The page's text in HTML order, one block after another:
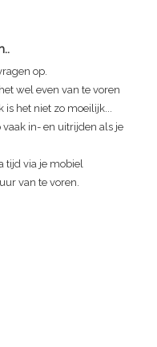
op.
wel even van te voren
het niet zo moeilijk...
in- en uitrijden als je
tijd via je mobiel
van te voren.